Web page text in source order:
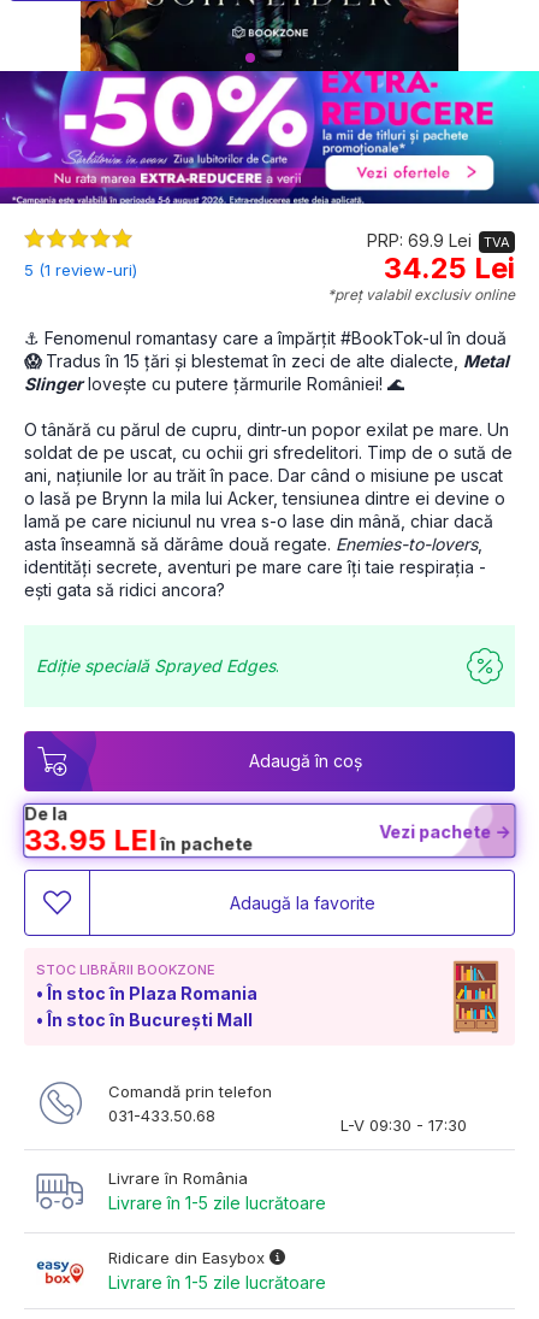
5 (1 review-uri)
PRP: 69.9 Lei TVA
34.25 Lei
*preț valabil exclusiv online
⚓ Fenomenul romantasy care a împărțit #BookTok-ul în două
😱 Tradus în 15 țări și blestemat în zeci de alte dialecte, Metal
Slinger lovește cu putere țărmurile României! 🌊
O tânără cu părul de cupru, dintr-un popor exilat pe mare. Un
soldat de pe uscat, cu ochii gri sfredelitori. Timp de o sută de
ani, națiunile lor au trăit în pace. Dar când o misiune pe uscat
o lasă pe Brynn la mila lui Acker, tensiunea dintre ei devine o
lamă pe care niciunul nu vrea s-o lase din mână, chiar dacă
asta înseamnă să dărâme două regate. Enemies-to-lovers,
identități secrete, aventuri pe mare care îți taie respirația -
ești gata să ridici ancora?
Ediție specială Sprayed Edges.
Adaugă în coș
De la
33.95 LEIîn pachete
Vezi pachete ->
Adaugă la favorite
STOC LIBRĂRII BOOKZONE
În stoc în Plaza Romania
În stoc în București Mall
Comandă prin telefon
031-433.50.68
L-V 09:30 - 17:30
Livrare în România
Livrare în 1-5 zile lucrătoare
Ridicare din Easybox
Livrare în 1-5 zile lucrătoare